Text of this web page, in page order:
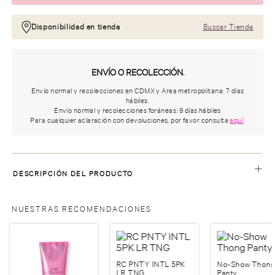
Disponibilidad en tienda Buscar Tienda
ENVÍO O RECOLECCIÓN.
Envío normal y recolecciones en CDMX y Area metropolitana: 7 días
hábiles.
Envío normal y recolecciones foráneas: 9 días hábiles
Para cualquier aclaración con devoluciones, por favor consultaaquí.
DESCRIPCIÓN DEL PRODUCTO
NUESTRAS RECOMENDACIONES
RC PNTY INTL 5PK
LR TNG
No-Show Thong
Panty